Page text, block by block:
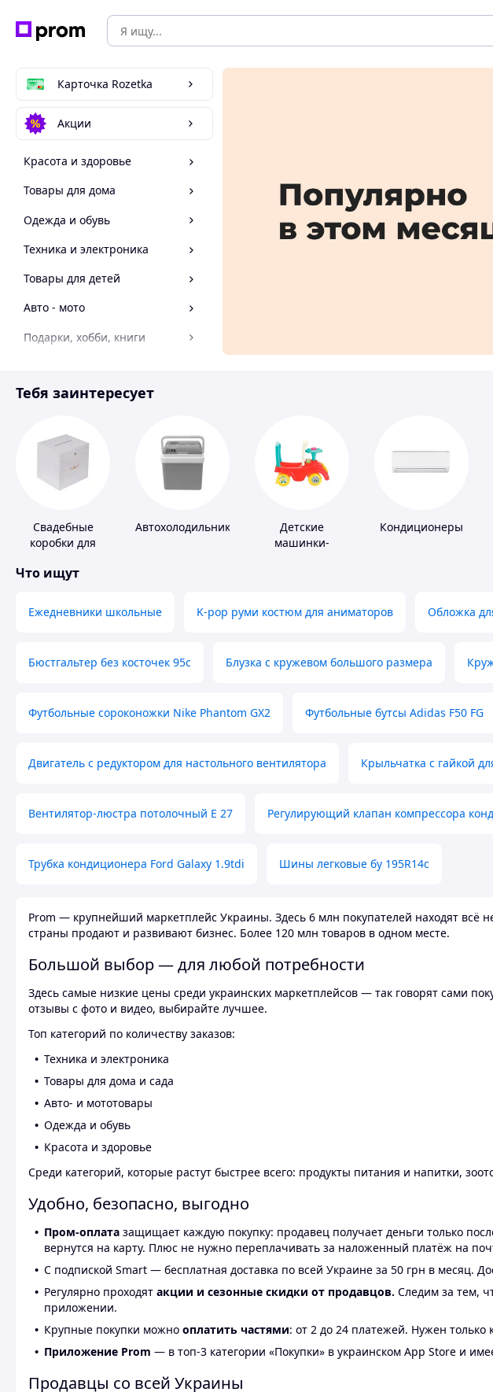
Карточка Rozetka
Акции
Красота и здоровье
Товары для дома
Одежда и обувь
Техника и электроника
Товары для детей
Авто - мото
Подарки, хобби, книги
Материалы для ремонта
Тебя заинтересует
Свадебные
коробки для
Автохолодильники
Детские
машинки-
Кондиционеры
Что ищут
Ежедневники школьные K-pop руми костюм для аниматоров Обложка
Бюстгальтер без косточек 95с Блузка с кружевом большого размера
Футбольные сороконожки Nike Phantom GX2 Футбольные бутсы Adidas F50 FG
Двигатель с редуктором для настольного вентилятора Крыльчатка с гайкой
Вентилятор-люстра потолочный E 27 Регулирующий клапан компрессора
Трубка кондиционера Ford Galaxy 1.9tdi Шины легковые бу 195R14c
Prom — крупнейший маркетплейс Украины. Здесь 6 млн покупателей находят
страны продают и развивают бизнес. Более 120 млн товаров в одном месте.
Большой выбор — для любой потребности
Здесь самые низкие цены среди украинских маркетплейсов — так говорят сами
отзывы с фото и видео, выбирайте лучшее.
Топ категорий по количеству заказов:
Техника и электроника
Товары для дома и сада
Авто- и мототовары
Одежда и обувь
Красота и здоровье
Среди категорий, которые растут быстрее всего: продукты питания и напитки,
Удобно, безопасно, выгодно
Пром-оплата защищает каждую покупку: продавец получает деньги только
вернутся на карту. Плюс не нужно переплачивать за наложенный платёж на
С подпиской Smart — бесплатная доставка по всей Украине за 50 грн в месяц.
Регулярно проходят акции и сезонные скидки от продавцов. Следим за тем,
приложении.
Крупные покупки можно оплатить частями: от 2 до 24 платежей. Нужен
Приложение Prom — в топ-3 категории «Покупки» в украинском App Store и
Продавцы со всей Украины